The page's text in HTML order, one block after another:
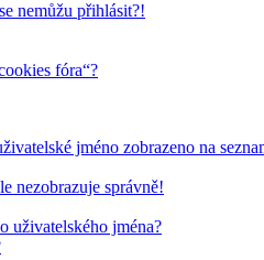
nemůžu přihlásit?!
fóra“?
jméno zobrazeno na
nezobrazuje správně!
uživatelského jména?